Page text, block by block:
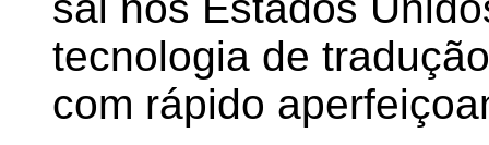
tecnologia de
com rápido